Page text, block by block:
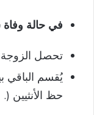
في حالة وفاة
تحصل الزوجة على 1/8
حظ الأنثيين (.